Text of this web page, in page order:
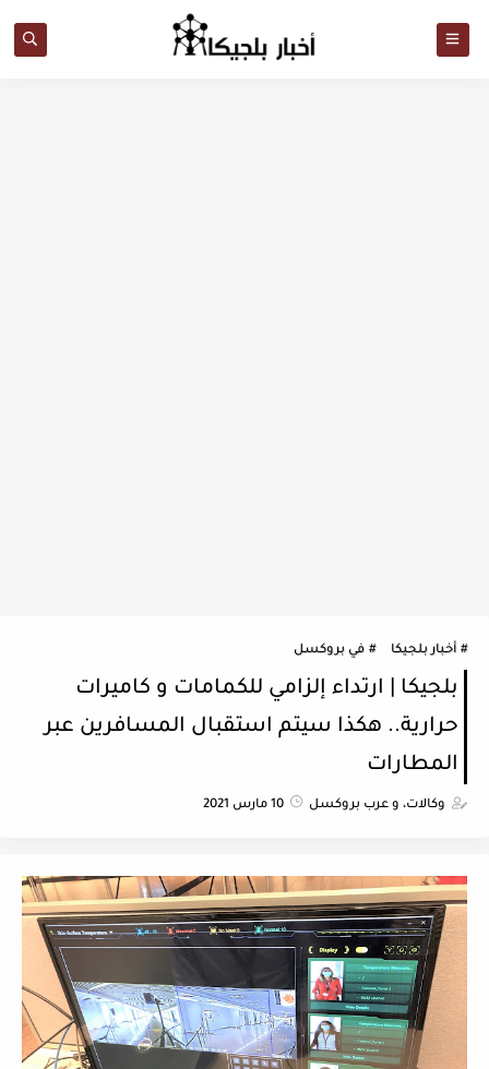
أخبار بلجيكا في بروكسل
بلجيكا | ارتداء إلزامي للكمامات و كاميرات
حرارية.. هكذا سيتم استقبال المسافرين عبر
المطارات
وكالات، و عرب بروكسل 10 مارس 2021